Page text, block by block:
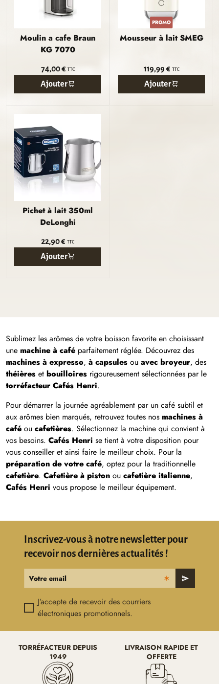
Moulin a cafe Braun
KG 7070
74,00 € TTC
Ajouter
PROMO
Mousseur à lait SMEG
119,99 € TTC
Ajouter
Pichet à lait 350ml
DeLonghi
22,90 € TTC
Ajouter
Sublimez les arômes de votre boisson favorite en choisissant
une machine à café parfaitement réglée. Découvrez des
machines à expresso, à capsules ou avec broyeur, des
théières et bouilloires rigoureusement sélectionnées par le
torréfacteur Cafés Henri.
Pour démarrer la journée agréablement par un café subtil et
aux arômes bien marqués, retrouvez toutes nos machines à
café ou cafetières. Sélectionnez la machine qui convient à
vos besoins. Cafés Henri se tient à votre disposition pour
vous conseiller et ainsi faire le meilleur choix. Pour la
préparation de votre café, optez pour la traditionnelle
cafetière. Cafetière à piston ou cafetière italienne,
Cafés Henri vous propose le meilleur équipement.
Inscrivez-vous à notre newsletter pour
recevoir nos dernières actualités !
Votre email send
J’accepte de recevoir des courriers
électroniques promotionnels.
TORRÉFACTEUR DEPUIS
1949
LIVRAISON RAPIDE ET
OFFERTE